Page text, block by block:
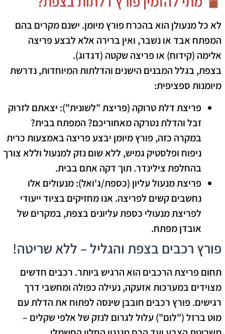
לא כל מנעולן הוא בהכרח פורץ מיומן. ישנם מקרים בהם
המפתח אבד או נשבר, ואין ברירה אלא לבצעפריצה
אלימה (קידוח) או פריצה שקטה (דגדוג).
בצפת, בגלל המבנים הישנים והדלתות המיוחדות, נדרשת
מיומנות ספציפית:
פריצת דלת טרוקה (פריצת "לשונית"): יצאתם לזרוק
זבל והדלת נטרקה מאחוריכם? המפתח בבית?
במקרה כזה, פורץ מיומן יבצע פריצה באמצעות כרית
ניפוח ופלסטיק גמיש, ללא שום נזק למנעול וללא צורך
בהחלפת צילינדר. תוך דקה אתם בבית.
פריצת מנעול עליון (כספת/ג'ואל):מנעולים אלו
נחשבים קשים לפריצה. אנו מחזיקים בציוד ייעודי
לפריצת מנעולי כספת עליונים בצפת, במקרים של
אובדן מפתח.
פורץ רכבים בצפת והגליל – ללא שריטה!
תחום פריצת הרכבים הוא הרגיש ביותר. רכבים חדשים
מצוידים במערכות אזעקה, נעילה כפולה ומחשבי דרך
רגישים. פורץ רכבים חובבן שינסה לפתוח את הדלת עם
מוט ברזל ("לום") עלול לגרום לנזק של אלפי שקלים –